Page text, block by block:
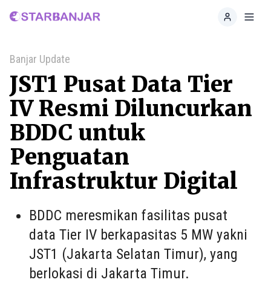
Home
Banjar Update
JST1 Pusat Data Tier
IV Resmi Diluncurkan
BDDC untuk
Penguatan
Infrastruktur Digital
BDDC meresmikan fasilitas pusat
data Tier IV berkapasitas 5 MW yakni
JST1 (Jakarta Selatan Timur), yang
berlokasi di Jakarta Timur.